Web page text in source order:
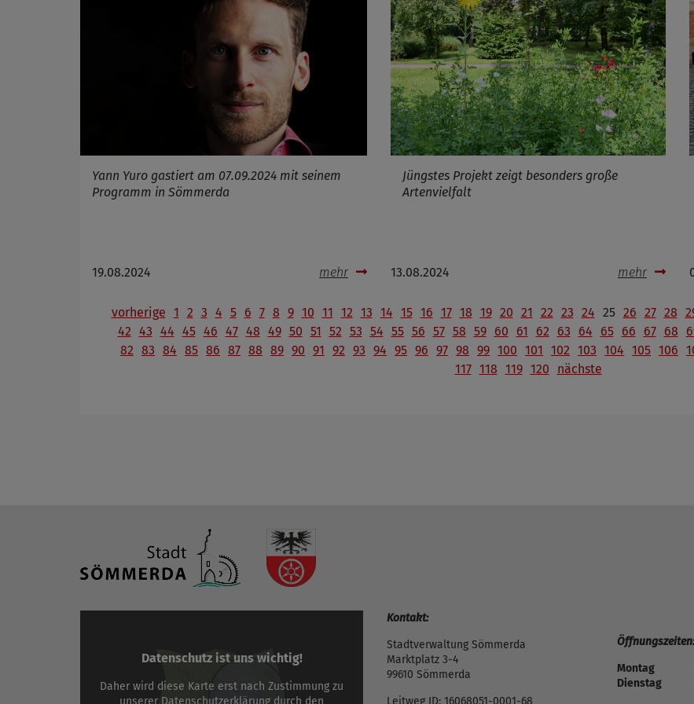
Yann Yuro gastiert am 07.09.2024 mit seinem
Programm in Sömmerda
19.08.2024 mehr
Jüngstes Projekt zeigt besonders große
Artenvielfalt
13.08.2024 mehr
vorherige 1 2 3 4 5 6 7 8 9 10 11 12 13 14 15 16 17 18 19 20 21 22 23 24 25 26 27 28
42 43 44 45 46 47 48 49 50 51 52 53 54 55 56 57 58 59 60 61 62 63 64 65 66 67 68
82 83 84 85 86 87 88 89 90 91 92 93 94 95 96 97 98 99 100 101 102 103 104 105 106
117 118 119 120 nächste
Datenschutz ist uns wichtig!
Daher wird diese Karte erst nach Zustimmung zu
unserer Datenschutzerklärung durch den
Kontakt:
Stadtverwaltung Sömmerda
Marktplatz 3-4
99610 Sömmerda
Leitweg ID: 16068051-0001-68
Öffnungszeiten:
Montag
Dienstag
Infos schließen